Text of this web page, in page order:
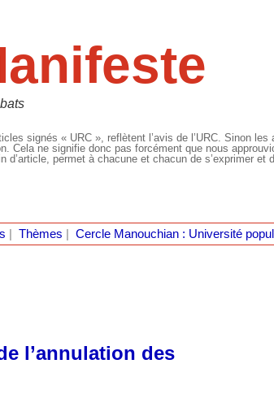
signés « URC », reflètent l’avis de l’URC. Sinon
Cela ne signifie donc pas forcément que nous
d’article, permet à chacune et chacun de s’exprimer et
Thèmes Cercle Manouchian : Université
l’annulation des